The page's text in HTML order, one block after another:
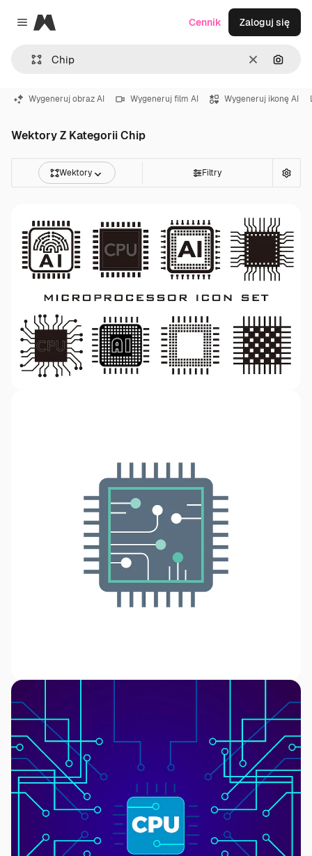
Close menu
Magnific
WyczyśćSzukaj
Cennik Zaloguj się
Wygeneruj obraz AI Wygeneruj film AI Wygeneruj ikonę AI
Wektory Z Kategorii Chip
Wektory Filtry